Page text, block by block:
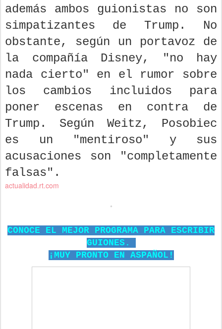
además ambos guionistas no son
simpatizantes de Trump. No
obstante, según un portavoz de
la compañía Disney, "no hay
nada cierto" en el rumor sobre
los cambios incluidos para
poner escenas en contra de
Trump. Según Weitz, Posobiec
es un "mentiroso" y sus
acusaciones son "completamente
falsas".
actualidad.rt.com
CONOCE EL MEJOR PROGRAMA PARA ESCRIBIR
GUIONES.
¡MUY PRONTO EN ASPAÑOL!